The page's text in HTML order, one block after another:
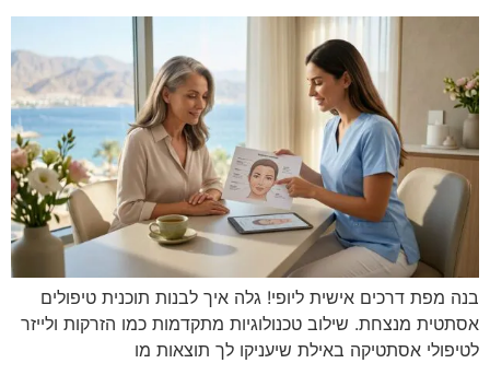
בנה מפת דרכים אישית ליופי! גלה איך לבנות תוכנית טיפולים
אסתטית מנצחת. שילוב טכנולוגיות מתקדמות כמו הזרקות ולייזר
לטיפולי אסתטיקה באילת שיעניקו לך תוצאות מו